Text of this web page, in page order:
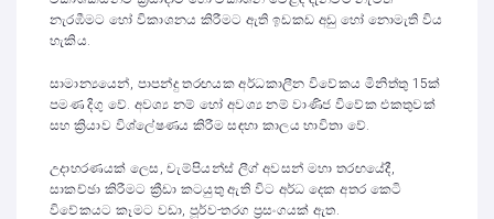
නැරඹීමට හෝ විකාශනය කිරීමට ඇති ඉඩකඩ අඩු හෝ නොමැති විය
හැකිය.
සාමාන්‍යයෙන්, පාපන්දු තරඟයක අර්ධකාලීන විවේකය මිනිත්තු 15ක්
පමණ දිගු වේ. අවශ්‍ය නම් හෝ අවශ්‍ය නම් වාණිජ විවේක එකතුවක්
සහ ක්‍රියාව විශ්ලේෂණය කිරීම සඳහා කාලය භාවිතා වේ.
උදාහරණයක් ලෙස, චැම්පියන්ස් ලීග් අවසන් මහා තරඟයේදී,
සාකච්ඡා කිරීමට ක්‍රීඩා කටයුතු ඇති විට අර්ධ දෙක අතර කෙටි
විවේකයට කෑමට වඩා, පූර්ව-තරග ප්‍රසංගයක් ඇත.